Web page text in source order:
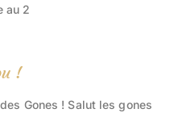
au 2
!
Gones ! Salut les gones